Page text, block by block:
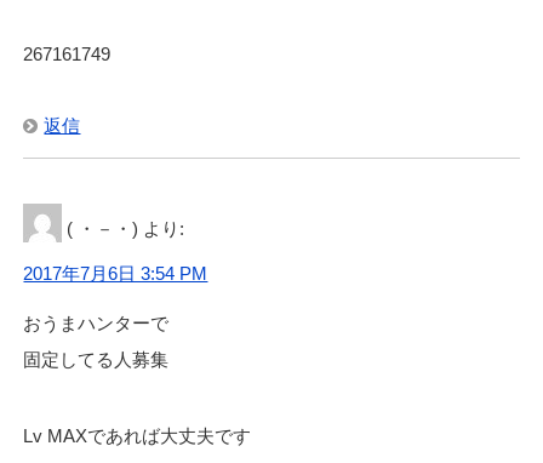
267161749
返信
( ・－・) より:
2017年7月6日 3:54 PM
おうまハンターで
固定してる人募集
Lv MAXであれば大丈夫です